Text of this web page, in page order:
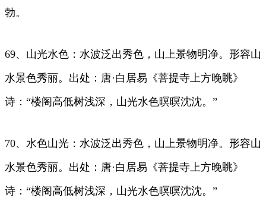
勃。
69、山光水色：水波泛出秀色，山上景物明净。形容山
水景色秀丽。出处：唐·白居易《菩提寺上方晚眺》
诗：“楼阁高低树浅深，山光水色暝暝沈沈。”
70、水色山光：水波泛出秀色，山上景物明净。形容山
水景色秀丽。出处：唐·白居易《菩提寺上方晚眺》
诗：“楼阁高低树浅深，山光水色暝暝沈沈。”